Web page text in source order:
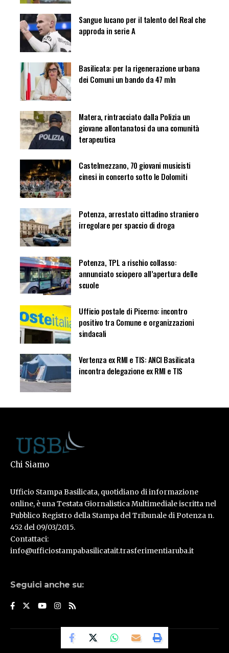
Sangue lucano per il talento del Real che
approda in serie A
Basilicata: per la rigenerazione urbana
dei Comuni un bando da 47 mln
Matera, rintracciato dalla Polizia un
giovane allontanatosi da una comunità
terapeutica
Castelmezzano, 70 giovani musicisti
cinesi in concerto sotto le Dolomiti
Potenza, arrestato cittadino straniero
irregolare per spaccio di droga
Potenza, TPL a rischio collasso:
annunciato sciopero all’apertura delle
scuole
Ufficio postale di Picerno: incontro
positivo tra Comune e organizzazioni
sindacali
Vertenza ex RMI e TIS: ANCI Basilicata
incontra delegazione ex RMI e TIS
Chi Siamo
Ufficio Stampa Basilicata, quotidiano di informazione
online, è una Testata Giornalistica Multimediale iscritta nel
Pubblico Registro della Stampa del Tribunale di Potenza n.
452 del 09/03/2015.
Contattaci:
info@ufficiostampabasilicatait.trasferimentiaruba.it
Seguici anche su:
© Ufficio Stampa Basilicata